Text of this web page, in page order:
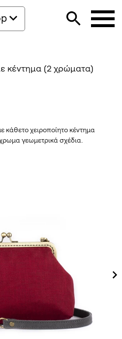
κέντημα (2 χρώματα)
χειροποίητο κέντημα
γεωμετρικά σχέδια.